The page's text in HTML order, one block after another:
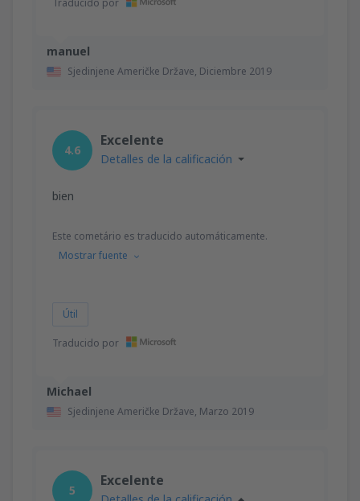
manuel
Sjedinjene Američke Države, Diciembre 2019
Michael
Sjedinjene Američke Države, Marzo 2019
4.6
Excelente
Detalles de la calificación
bien
Este cometário es traducido automáticamente.
Mostrar fuente
Útil
Traducido por
5
Excelente